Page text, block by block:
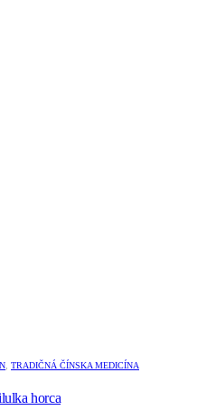
, TRADIČNÁ ČÍNSKA MEDICÍNA
horca